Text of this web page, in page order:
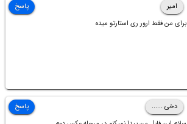
امیر
برای من فقط ارور ری استارتو میده
پاسخ
دخی ......
پاسخ